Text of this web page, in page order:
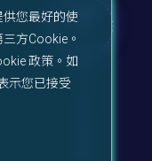
TOP
供您最好的使
方Cookie。
政策。如
示您已接受